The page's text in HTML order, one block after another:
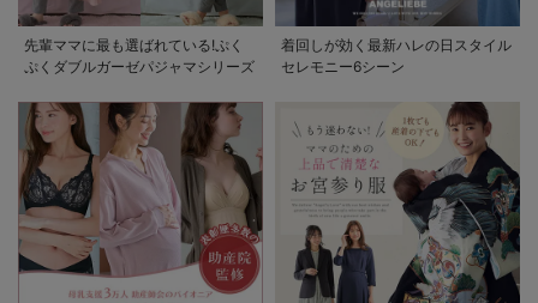
先輩ママに最も選ばれている!ぷく
ぷくダブルガーゼパジャマシリーズ
着回しが効く最新ハレの日スタイル
セレモニー6シーン